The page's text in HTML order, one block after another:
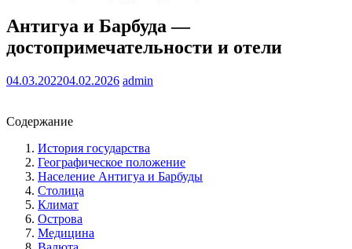
Антигуа и Барбуда —
достопримечательности и отели
04.03.202204.02.2026 admin
Содержание
История государства
Географическое положение
Население Антигуа и Барбуды
Столица
Климат
Острова
Медицина